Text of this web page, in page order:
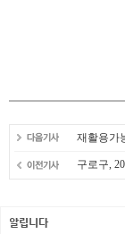
재활용가
구로구,